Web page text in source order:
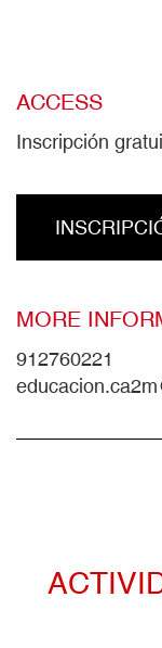
ACCESS
Inscripción
MORE
912760221